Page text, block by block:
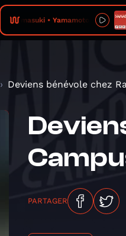
Yamasuki • Yamamoto Kakapote
Deviens bénévole chez
PARTAGER